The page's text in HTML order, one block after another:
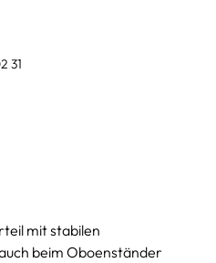
31
mit stabilen
beim Oboenständer